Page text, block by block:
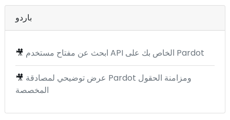
باردو
🎥 ابحث عن مفتاح مستخدم API الخاص بك على Pardot
🎥 عرض توضيحي لمصادقة Pardot ومزامنة الحقول
المخصصة